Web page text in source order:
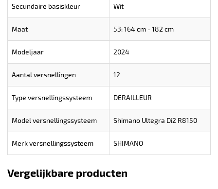
Secundaire basiskleur Wit
Maat 53: 164 cm - 182 cm
Modeljaar 2024
Aantal versnellingen 12
Type versnellingssysteem DERAILLEUR
Model versnellingssysteem Shimano Ultegra Di2 R8150
Merk versnellingssysteem SHIMANO
Vergelijkbare producten